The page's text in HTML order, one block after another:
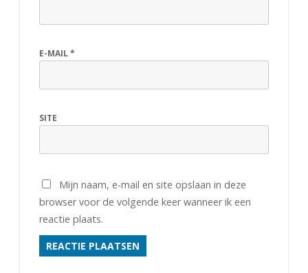
E-MAIL*
SITE
Mijn naam, e-mail en site opslaan in deze
browser voor de volgende keer wanneer ik een
reactie plaats.